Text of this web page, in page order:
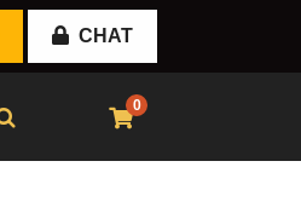
CHAT
0